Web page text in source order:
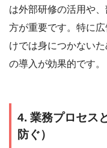
は外部研修の活用や
方が重要です。特に
けでは身につかない
の導入が効果的です。
4. 業務プロセス
防ぐ）